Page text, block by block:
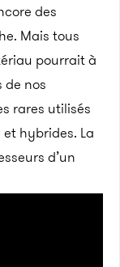
des
Mais tous
pourrait à
de nos
rares utilisés
hybrides. La
d’un